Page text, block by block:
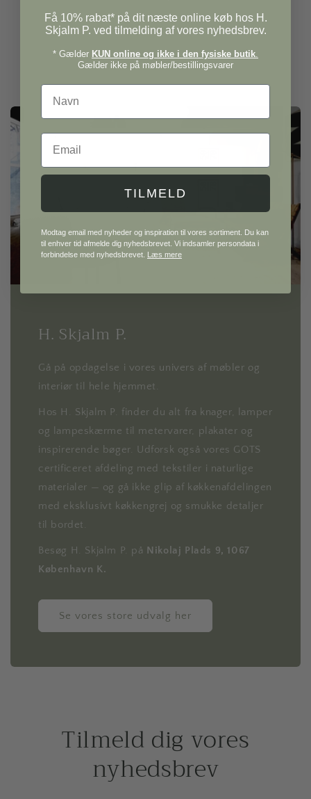
H. Skjalm P.
Gå på opdagelse i vores univers af møbler og
interiør til hele hjemmet.
Hos H. Skjalm P. finder du alt fra knager, lamper
og lampeskærme til metervarer, plakater og
inspirerende bøger. Udforsk også vores GOTS
certificeret afdeling med tekstiler i naturlige
materialer — og gå ikke glip af køkkenafdelingen
med eksklusivt køkkengrej og smukke detaljer
til bordet.
Besøg H. Skjalm P. på Nikolaj Plads 9, 1067
København K.
Se vores store udvalg her
Tilmeld dig vores
nyhedsbrev
Få 10% rabat* på dit næste online køb hos H.
Skjalm P. ved tilmelding af vores nyhedsbrev.
* Gælder KUN online og ikke i den fysiske butik
Gælder ikke på møbler/bestillingsvarer
Navn
Email
TILMELD
Modtag email med nyheder og inspiration til vores sortiment. Du kan
til enhver tid afmelde dig nyhedsbrevet. Vi indsamler persondata i
forbindelse med nyhedsbrevet. Læs mere